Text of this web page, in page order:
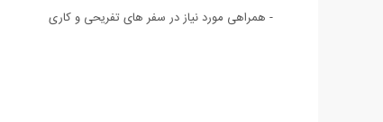
- همراهی مورد نیاز در سفر های تفریحی و کاری